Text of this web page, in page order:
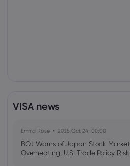
VISA news
Emma Rose 2025 Oct 24, 00:00
BOJ Warns of Japan Stock Market
Overheating, U.S. Trade Policy Risk